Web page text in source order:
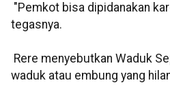
"Pemkot bisa dipidanakan
tegasnya.
Rere menyebutkan Waduk
waduk atau embung yang